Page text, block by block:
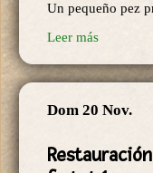
Un pequeño pez
Leer más
Dom 20 Nov.